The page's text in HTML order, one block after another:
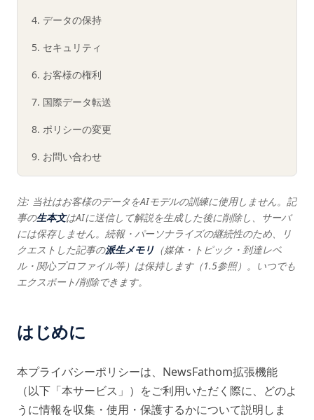
4. データの保持
5. セキュリティ
6. お客様の権利
7. 国際データ転送
8. ポリシーの変更
9. お問い合わせ
注: 当社はお客様のデータをAIモデルの訓練に使用しません。記
事の生本文はAIに送信して解説を生成した後に削除し、サーバ
には保存しません。続報・パーソナライズの継続性のため、リ
クエストした記事の派生メモリ （媒体・トピック・到達レベ
ル・関心プロファイル等）は保持します（1.5参照）。いつでも
エクスポート/削除できます。
はじめに
本プライバシーポリシーは、NewsFathom拡張機能
（以下「本サービス」）をご利用いただく際に、どのよ
うに情報を収集・使用・保護するかについて説明しま